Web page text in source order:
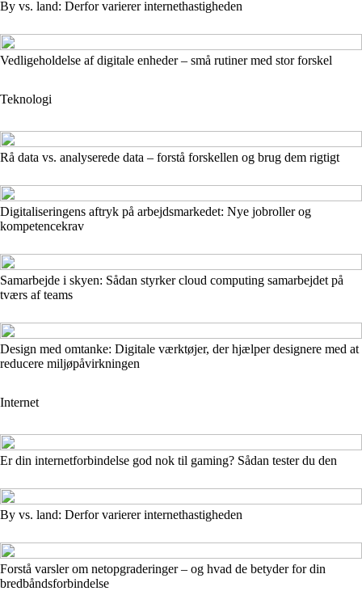
By vs. land: Derfor varierer internethastigheden
Vedligeholdelse af digitale enheder – små rutiner med stor forskel
Teknologi
Rå data vs. analyserede data – forstå forskellen og brug dem rigtigt
Digitaliseringens aftryk på arbejdsmarkedet: Nye jobroller og
kompetencekrav
Samarbejde i skyen: Sådan styrker cloud computing samarbejdet på
tværs af teams
Design med omtanke: Digitale værktøjer, der hjælper designere med at
reducere miljøpåvirkningen
Internet
Er din internetforbindelse god nok til gaming? Sådan tester du den
By vs. land: Derfor varierer internethastigheden
Forstå varsler om netopgraderinger – og hvad de betyder for din
bredbåndsforbindelse